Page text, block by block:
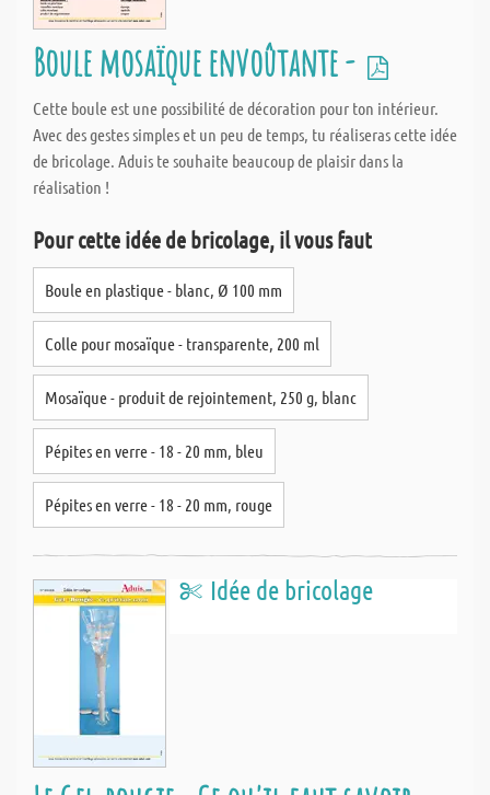
Boule mosaïque envoûtante -
Cette boule est une possibilité de décoration pour ton intérieur.
Avec des gestes simples et un peu de temps, tu réaliseras cette idée
de bricolage. Aduis te souhaite beaucoup de plaisir dans la
réalisation !
Pour cette idée de bricolage, il vous faut
Boule en plastique - blanc, Ø 100 mm
Colle pour mosaïque - transparente, 200 ml
Mosaïque - produit de rejointement, 250 g, blanc
Pépites en verre - 18 - 20 mm, bleu
Pépites en verre - 18 - 20 mm, rouge
Idée de bricolage